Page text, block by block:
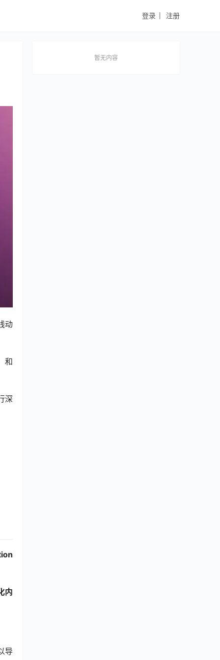
登录 注册
动
和
深
内
导
暂无内容